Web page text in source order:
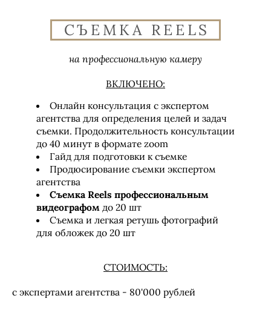
СЪЕМКА REELS
на профессиональную камеру
ВКЛЮЧЕНО:
Онлайн консультация с экспертом
агентства для определения целей и задач
съемки. Продолжительность консультации
до 40 минут в формате zoom
Гайд для подготовки к съемке
Продюсирование съемки экспертом
агентства
Съемка Reels профессиональным
видеографом до 20 шт
Съемка и легкая ретушь фотографий
для обложек до 20 шт
СТОИМОСТЬ:
с экспертами агентства - 80'000 рублей